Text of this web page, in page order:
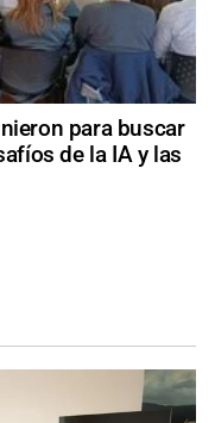
para buscar
de la IA y las